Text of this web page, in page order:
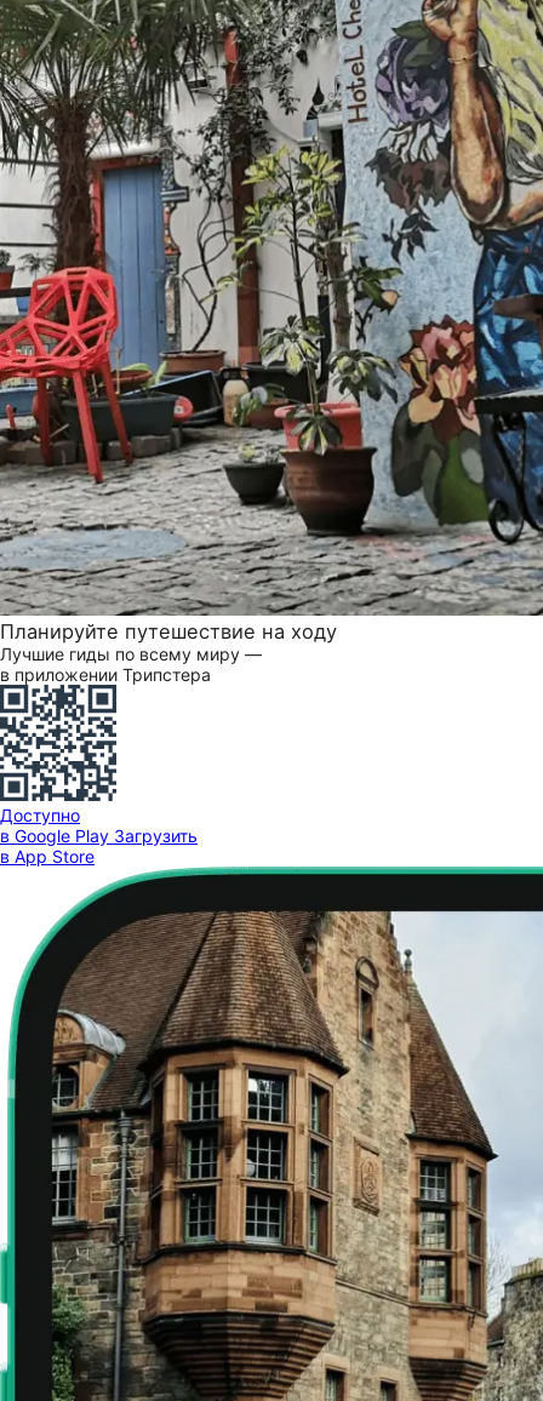
Планируйте путешествие на ходу
Лучшие гиды по всему миру —
в приложении Трипстера
Доступно
в Google Play Загрузить
в App Store